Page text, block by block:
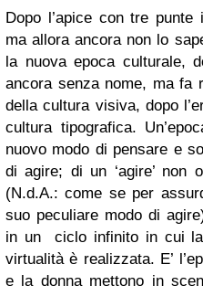
Dopo l’apice con tre punte
ma allora ancora non lo
la nuova epoca culturale,
ancora senza nome, ma fa
della cultura visiva, dopo
cultura tipografica.
nuovo modo di pensare e
di agire; di un ‘agire’ non
(N.d.A.: come se per
suo peculiare modo di
in un ciclo infinito in cui
virtualità è realizzata. E’
e la donna mettono in